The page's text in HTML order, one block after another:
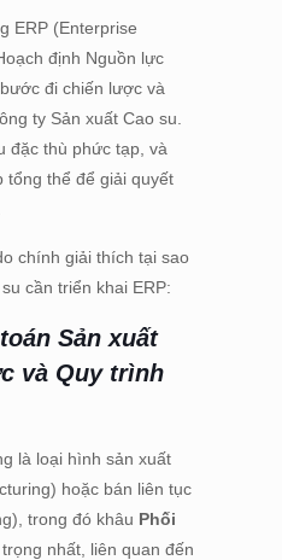
ERP (Enterprise
định Nguồn lực
đi chiến lược và
ty Sản xuất Cao su.
đặc thù phức tạp, và
tổng thể để giải quyết
chính giải thích tại sao
cần triển khai ERP:
Sản xuất
và Quy trình
là loại hình sản xuất
hoặc bán liên tục
trong đó khâu Phối
nhất, liên quan đến